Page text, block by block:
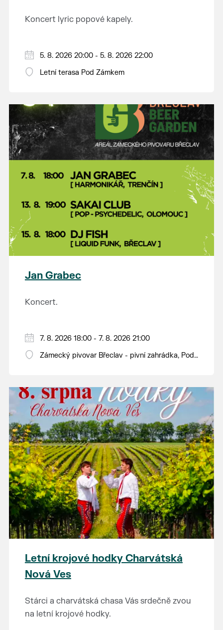
Koncert lyric popové kapely.
5. 8. 2026 20:00 - 5. 8. 2026 22:00
Letní terasa Pod Zámkem
Jan Grabec
Koncert.
7. 8. 2026 18:00 - 7. 8. 2026 21:00
Zámecký pivovar Břeclav - pivní zahrádka, Pod
Letní krojové hodky Charvátská
Nová Ves
Stárci a charvátská chasa Vás srdečně zvou
na letní krojové hodky.